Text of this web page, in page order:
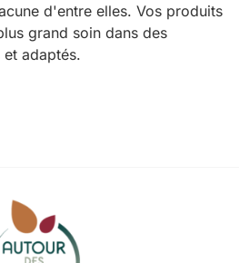
d'entre elles. Vos produits
grand soin dans des
adaptés.